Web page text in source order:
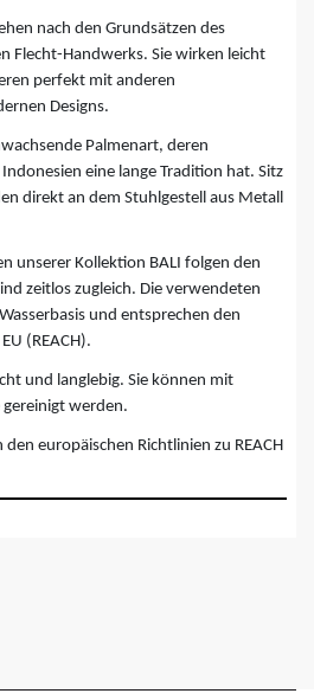
nach den Grundsätzen des
Flecht-Handwerks. Sie wirken leicht
perfekt mit anderen
Designs.
Palmenart, deren
eine lange Tradition hat. Sitz
direkt an dem Stuhlgestell aus Metall
unserer Kollektion BALI folgen den
zeitlos zugleich. Die verwendeten
und entsprechen den
(REACH).
und langlebig. Sie können mit
gereinigt werden.
europäischen Richtlinien zu REACH